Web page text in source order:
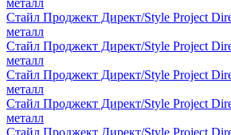
металл
Стайл Проджект Директ/Style Project
металл
Стайл Проджект Директ/Style Project
металл
Стайл Проджект Директ/Style Project
металл
Стайл Проджект Директ/Style Project
металл
Стайл Проджект Директ/Style Project